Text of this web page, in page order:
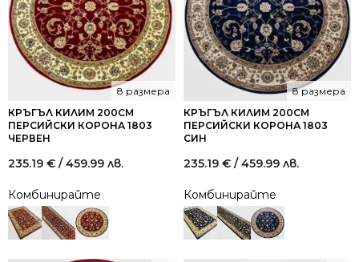
КРЪГЪЛ КИЛИМ 200СМ
ПЕРСИЙСКИ КОРОНА 1803
ЧЕРВЕН
8 размера
235.19 € / 459.99 лв.
Комбинирайте
КРЪГЪЛ КИЛИМ 200СМ
ПЕРСИЙСКИ КОРОНА 1803
СИН
8 размера
235.19 € / 459.99 лв.
Комбинирайте